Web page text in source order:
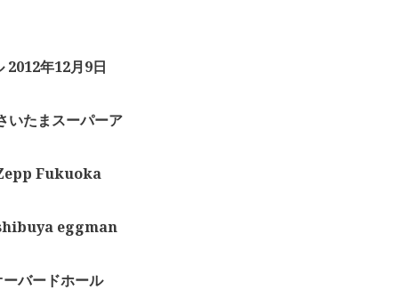
年12月9日
たまスーパーア
Fukuoka
eggman
バードホール